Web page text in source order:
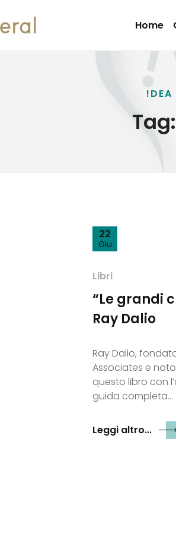
Home
!DEA
Tag:
22
Giu
Libri
“Le grandi
Ray Dalio
Ray Dalio,
Associates e
questo libro con
guida completa…
Leggi altro...